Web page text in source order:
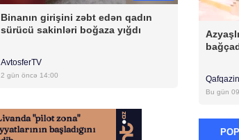
Binanın girişini zəbt edən qadın
sürücü sakinləri boğaza yığdı
AvtosferTV
2 gün öncə 14:00
Bu gün